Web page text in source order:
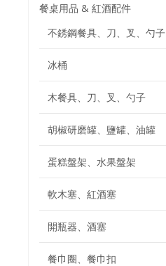
餐桌用品 & 紅酒配件
不銹鋼餐具、刀、叉、勺子
冰桶
木餐具、刀、叉、勺子
胡椒研磨罐、鹽罐、油罐
蛋糕盤架、水果盤架
軟木塞、紅酒塞
開瓶器、酒塞
餐巾圈、餐巾扣